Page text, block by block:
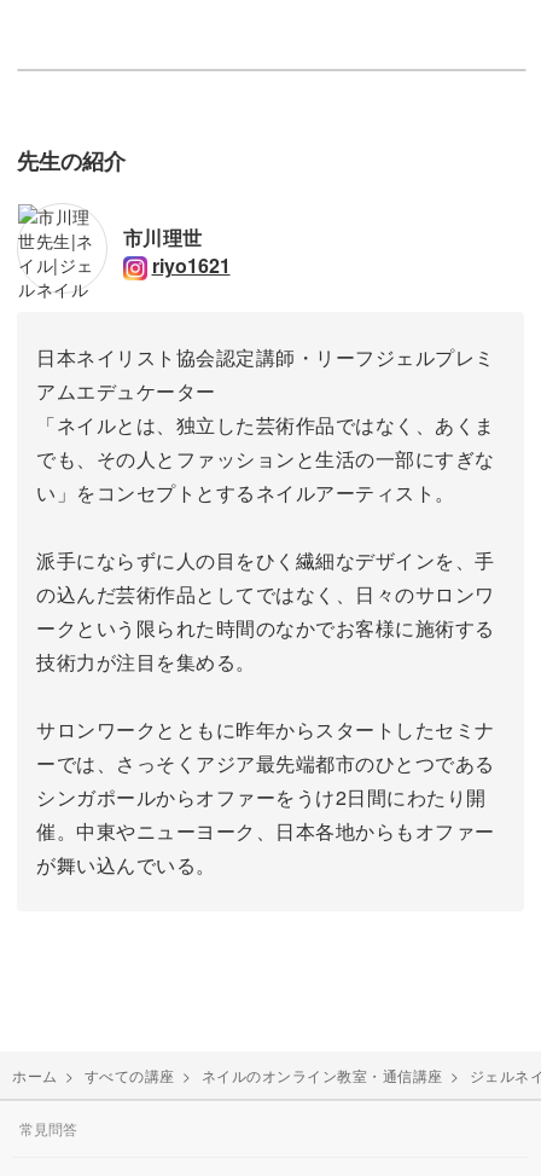
先生の紹介
市川理世
riyo1621
日本ネイリスト協会認定講師・リーフジェルプレミ
アムエデュケーター
「ネイルとは、独立した芸術作品ではなく、あくま
でも、その人とファッションと生活の一部にすぎな
い」をコンセプトとするネイルアーティスト。
派手にならずに人の目をひく繊細なデザインを、手
の込んだ芸術作品としてではなく、日々のサロンワ
ークという限られた時間のなかでお客様に施術する
技術力が注目を集める。
サロンワークとともに昨年からスタートしたセミナ
ーでは、さっそくアジア最先端都市のひとつである
シンガポールからオファーをうけ2日間にわたり開
催。中東やニューヨーク、日本各地からもオファー
が舞い込んでいる。
ホーム > すべての講座 > ネイルのオンライン教室・通信講座 > ジェルネ
常見問答